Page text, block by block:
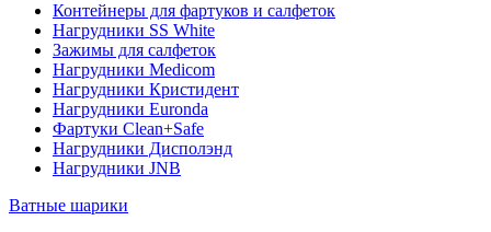
Контейнеры для фартуков и салфеток
Нагрудники SS White
Зажимы для салфеток
Нагрудники Medicom
Нагрудники Кристидент
Нагрудники Euronda
Фартуки Clean+Safe
Нагрудники Дисполэнд
Нагрудники JNB
Ватные шарики